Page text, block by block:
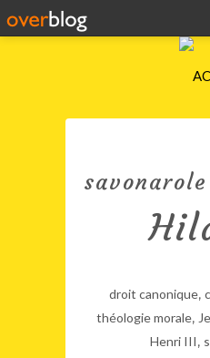
savonarole
droit canonique,
théologie morale,
Henri III,